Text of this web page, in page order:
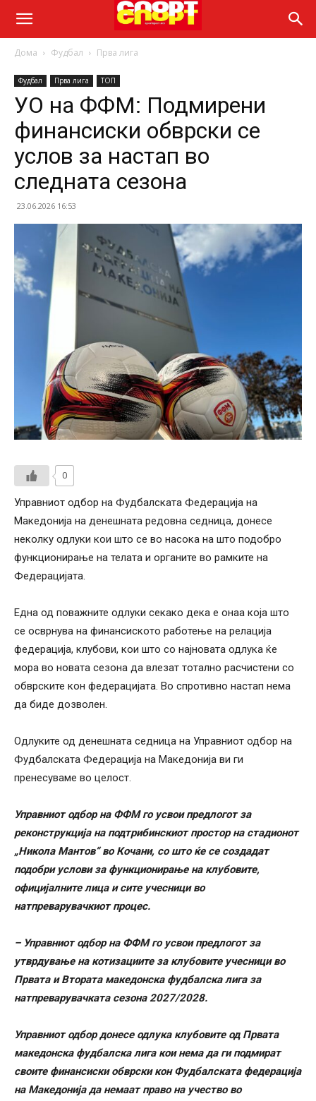
Дома Фудбал Прва лига
Фудбал Прва лига ТОП
УО на ФФМ: Подмирени
финансиски обврски се
услов за настап во
следната сезона
23.06.2026 16:53
0
Управниот одбор на Фудбалската Федерација на
Македонија на денешната редовна седница, донесе
неколку одлуки кои што се во насока на што подобро
функционирање на телата и органите во рамките на
Федерацијата.
Една од поважните одлуки секако дека е онаа која што
се осврнува на финансиското работење на релација
федерација, клубови, кои што со најновата одлука ќе
мора во новата сезона да влезат тотално расчистени со
обврските кон федерацијата. Во спротивно настап нема
да биде дозволен.
Одлуките од денешната седница на Управниот одбор на
Фудбалската Федерација на Македонија ви ги
пренесуваме во целост.
Управниот одбор на ФФМ го усвои предлогот за
реконструкција на подтрибинскиот простор на стадионот
„Никола Мантов“ во Кочани, со што ќе се создадат
подобри услови за функционирање на клубовите,
официјалните лица и сите учесници во
натпреварувачкиот процес.
– Управниот одбор на ФФМ го усвои предлогот за
утврдување на котизациите за клубовите учесници во
Првата и Втората македонска фудбалска лига за
натпреварувачката сезона 2027/2028.
Управниот одбор донесе одлука клубовите од Првата
македонска фудбалска лига кои нема да ги подмират
своите финансиски обврски кон Фудбалската федерација
на Македонија да немаат право на учество во